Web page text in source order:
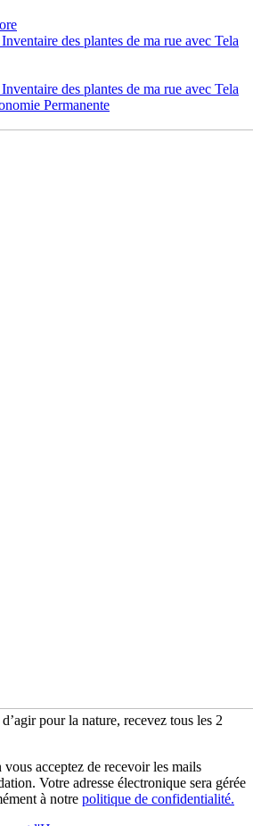
des plantes de ma rue avec Tela
des plantes de ma rue avec Tela
Permanente
pour la nature, recevez tous les 2
acceptez de recevoir les mails
Votre adresse électronique sera gérée
à notre politique de confidentialité.